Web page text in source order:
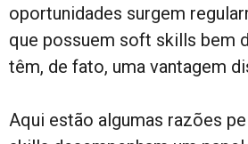
oportunidades surgem
que possuem soft skills bem
têm, de fato, uma vantagem
Aqui estão algumas razões